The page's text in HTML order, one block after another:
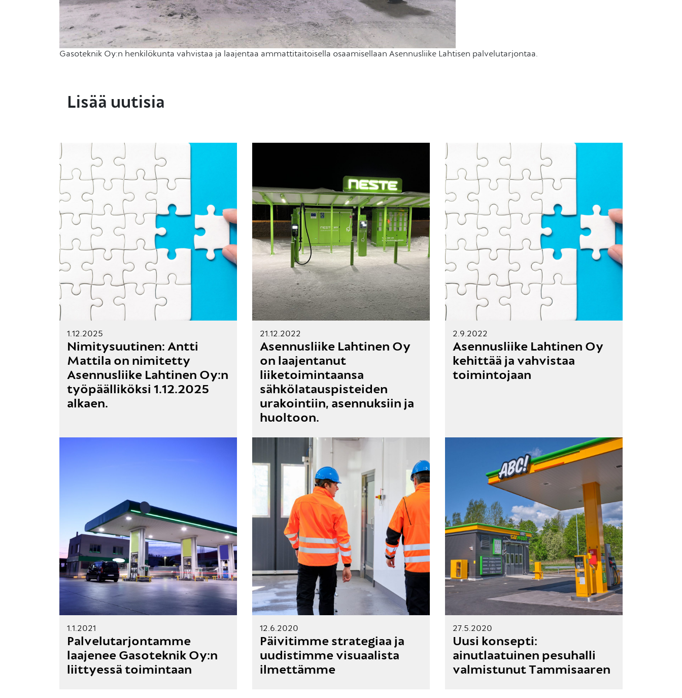
Gasoteknik Oy:n henkilökunta vahvistaa ja laajentaa ammattitaitoisella osaamisellaan Asennusliike Lahtisen palvelutarjontaa.
Lisää uutisia
1.12.2025
Nimitysuutinen: Antti
Mattila on nimitetty
Asennusliike Lahtinen Oy:n
työpäälliköksi 1.12.2025
alkaen.
21.12.2022
Asennusliike Lahtinen Oy
on laajentanut
liiketoimintaansa
sähkölatauspisteiden
urakointiin, asennuksiin ja
huoltoon.
2.9.2022
Asennusliike Lahtinen Oy
kehittää ja vahvistaa
toimintojaan
1.1.2021
Palvelutarjontamme
laajenee Gasoteknik Oy:n
liittyessä toimintaan
12.6.2020
Päivitimme strategiaa ja
uudistimme visuaalista
ilmettämme
27.5.2020
Uusi konsepti:
ainutlaatuinen pesuhalli
valmistunut Tammisaaren